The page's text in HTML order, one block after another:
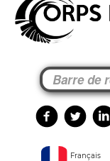
Français